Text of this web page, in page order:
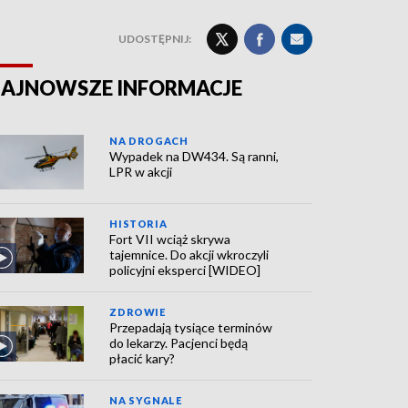
UDOSTĘPNIJ:
INFORMACJE
NA DROGACH
Wypadek na DW434. Są ranni,
LPR w akcji
HISTORIA
Fort VII wciąż skrywa
tajemnice. Do akcji wkroczyli
policyjni eksperci [WIDEO]
ZDROWIE
Przepadają tysiące terminów
do lekarzy. Pacjenci będą
płacić kary?
NA SYGNALE